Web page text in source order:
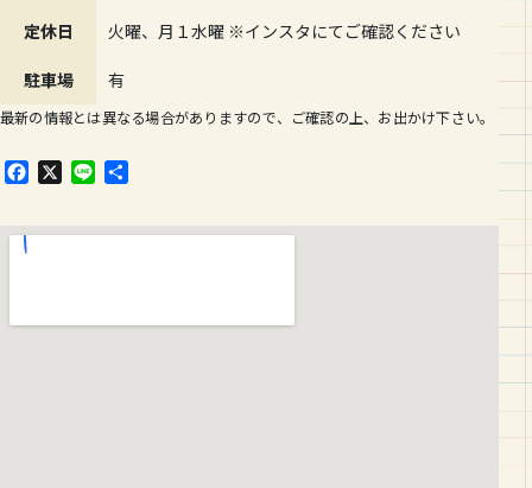
定休日 火曜、月１水曜 ※インスタにてご確認ください
駐車場 有
最新の情報とは異なる場合がありますので、ご確認の上、お出かけ下さい。
F
e
X
L
e